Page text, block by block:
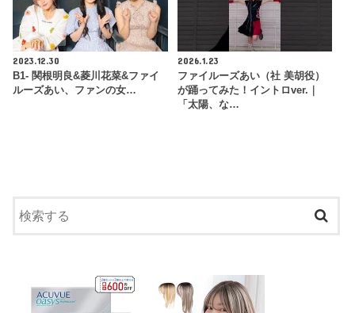
2023.12.30
B1- 関根明良&菱川花菜&ファイ
ルーズあい、ファンの女…
2026.1.23
ファイルーズあい（社 美胡役）
が踊ってみた！イントロver.｜
「太陽、な…